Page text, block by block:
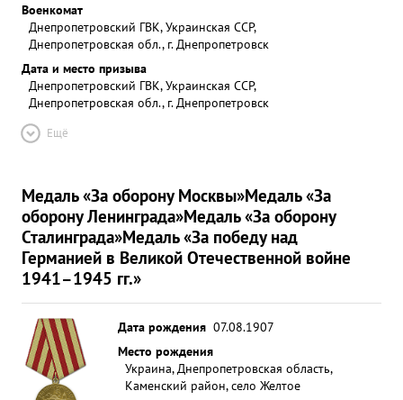
Военкомат
Днепропетровский ГВК, Украинская ССР,
Днепропетровская обл., г. Днепропетровск
Дата и место призыва
Днепропетровский ГВК, Украинская ССР,
Днепропетровская обл., г. Днепропетровск
Ещё
Медаль «За оборону Москвы»Медаль «За
оборону Ленинграда»Медаль «За оборону
Сталинграда»Медаль «За победу над
Германией в Великой Отечественной войне
1941–1945 гг.»
Дата рождения 07.08.1907
Место рождения
Украина, Днепропетровская область,
Каменский район, село Желтое